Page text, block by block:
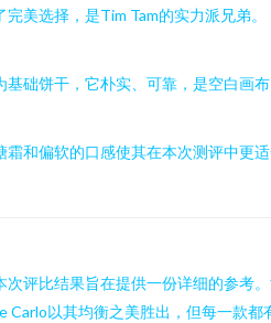
美选择，是Tim Tam的实力派兄弟。
础饼干，它朴实、可靠，是空白画
和偏软的口感使其在本次测评中更
评比结果旨在提供一份详细的参考
Carlo以其均衡之美胜出，但每一款都